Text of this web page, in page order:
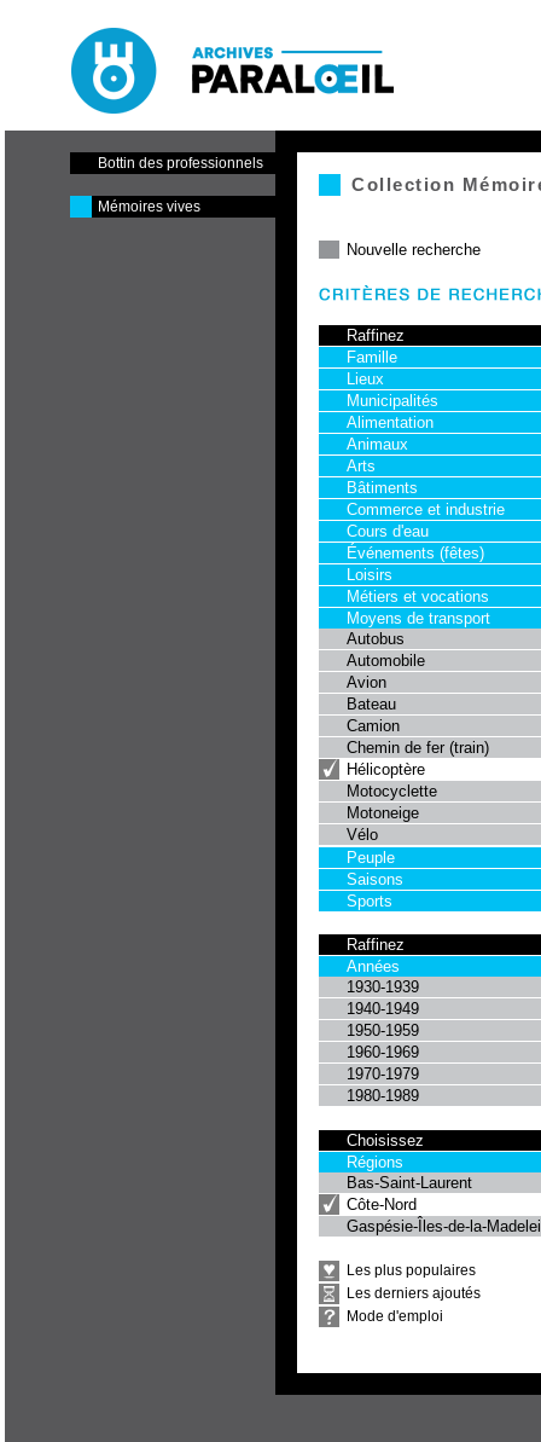
Paraloeil - Cinéma et centre
de production
Bottin des professionnels
Mémoires vives
Collection
Nouvelle recherche
Raffinez
Famille
Lieux
Municipalités
Alimentation
Animaux
Arts
Bâtiments
Commerce et industrie
Cours d'eau
Événements (fêtes)
Loisirs
Métiers et vocations
Moyens de transport
Autobus
Automobile
Avion
Bateau
Camion
Chemin de fer (train)
Hélicoptère
Motocyclette
Motoneige
Vélo
Peuple
Saisons
Sports
Raffinez
Années
1930-1939
1940-1949
1950-1959
1960-1969
1970-1979
1980-1989
Choisissez
Régions
Bas-Saint-Laurent
Côte-Nord
Gaspésie-Îles-de-la-
Les plus populaires
Les derniers ajoutés
Mode d'emploi